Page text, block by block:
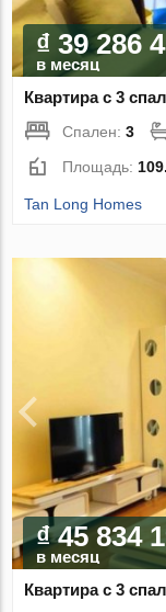
₫ 39 286
в месяц
Квартира с 3
Спален:3
Площадь:
Tan Long Homes
₫ 45 834
в месяц
Квартира с 3